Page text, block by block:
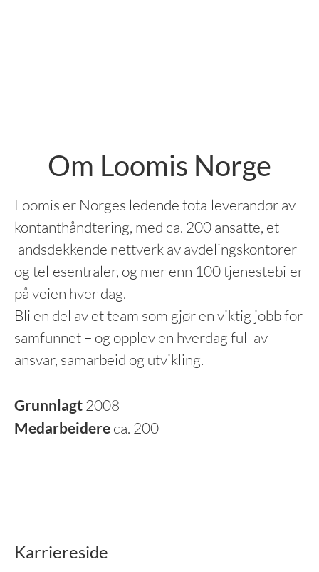
Om Loomis Norge
Loomis er Norges ledende totalleverandør av
kontanthåndtering, med ca. 200 ansatte, et
landsdekkende nettverk av avdelingskontorer
og tellesentraler, og mer enn 100 tjenestebiler
på veien hver dag.
Bli en del av et team som gjør en viktig jobb for
samfunnet – og opplev en hverdag full av
ansvar, samarbeid og utvikling.
Grunnlagt 2008
Medarbeidere ca. 200
Karriereside